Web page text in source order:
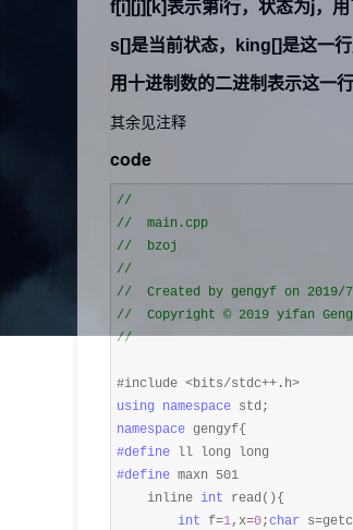
f[i][j][k]表示第i行，状态为j，用
s[]是当前状态，king[]是这一
用十进制数的二进制表示这一
其余见注释
code
//
//
  main.cpp
//
//
//
//
//
#include
<bits/stdc++.h>
using
namespace
namespace
#define
#define maxn 501
    inline
int read(){
int f=1,x=0;char s=